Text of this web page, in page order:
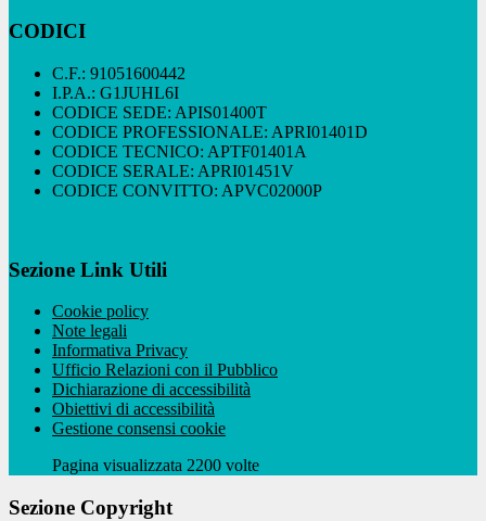
CODICI
C.F.: 91051600442
I.P.A.: G1JUHL6I
CODICE SEDE: APIS01400T
CODICE PROFESSIONALE: APRI01401D
CODICE TECNICO: APTF01401A
CODICE SERALE: APRI01451V
CODICE CONVITTO: APVC02000P
Sezione Link Utili
Cookie policy
Note legali
Informativa Privacy
Ufficio Relazioni con il Pubblico
Dichiarazione di accessibilità
Obiettivi di accessibilità
Gestione consensi cookie
Pagina visualizzata 2200 volte
Sezione Copyright